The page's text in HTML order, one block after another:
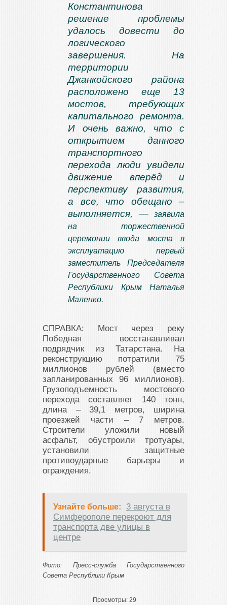
Константинова
решение проблемы
удалось довести до
логического
завершения. На
территории
Джанкойского района
расположено еще 13
мостов, требующих
капитального ремонта.
И очень важно, что с
открытием данного
транспортного
перехода люди увидели
движение вперёд и
перспективу развития,
а все, что обещано –
выполняется, —
заявила
на торжественной
церемонии ввода моста в
эксплуатацию первый
заместитель Председателя
Государственного Совета
Республики Крым Наталья
Маленко.
СПРАВКА: Мост через реку
Победная восстанавливал
подрядчик из Татарстана. На
реконструкцию потратили 75
миллионов рублей (вместо
запланированных 96 миллионов).
Грузоподъемность мостового
перехода составляет 140 тонн,
длина – 39,1 метров, ширина
проезжей части – 7 метров.
Строители уложили новый
асфальт, обустроили тротуары,
установили защитные
противоударные барьеры и
ограждения.
Узнайте больше:
3 августа в
Симферополе перекроют для
транспорта две улицы в
центре
Фото: Пресс-служба Государственного
Совета Республики Крым
Просмотры: 29